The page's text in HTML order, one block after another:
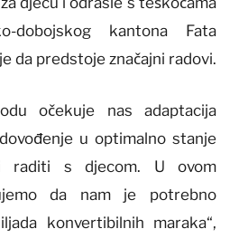
dobojskog kantona Fata
da predstoje značajni radovi.
očekuje nas adaptacija
u optimalno stanje
raditi s djecom. U ovom
da nam je potrebno
konvertibilnih maraka“,